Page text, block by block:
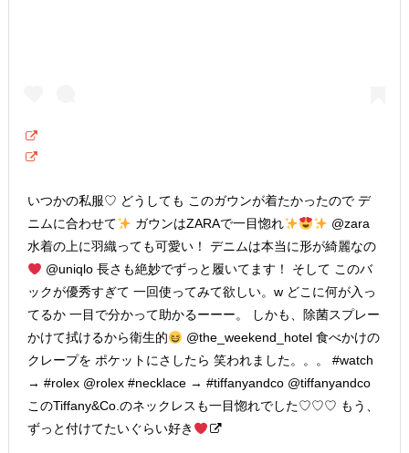
いつかの私服♡ どうしても このガウンが着たかったので デ
ニムに合わせて
ガウンはZARAで一目惚れ
@zara
水着の上に羽織っても可愛い！ デニムは本当に形が綺麗なの
@uniqlo 長さも絶妙でずっと履いてます！ そして このバ
ックが優秀すぎて 一回使ってみて欲しい。w どこに何が入っ
てるか 一目で分かって助かるーーー。 しかも、除菌スプレー
かけて拭けるから衛生的
@the_weekend_hotel 食べかけの
クレープを ポケットにさしたら 笑われました。。。 #watch
→ #rolex @rolex #necklace → #tiffanyandco @tiffanyandco
このTiffany&Co.のネックレスも一目惚れでした♡♡♡ もう、
ずっと付けてたいぐらい好き